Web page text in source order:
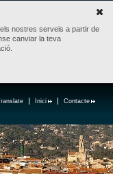
nostres serveis a partir de
canviar la teva
Contacte
Inici